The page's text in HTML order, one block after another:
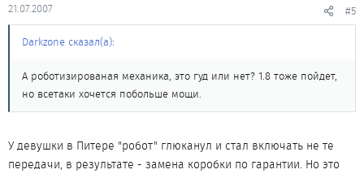
21.07.2007 #5
Darkzone сказал(а):
А роботизированая механика, это гуд или нет? 1.8 тоже пойдет,
но всетаки хочется побольше мощи.
У девушки в Питере "робот" глюканул и стал включать не те
передачи, в результате - замена коробки по гарантии. Но это